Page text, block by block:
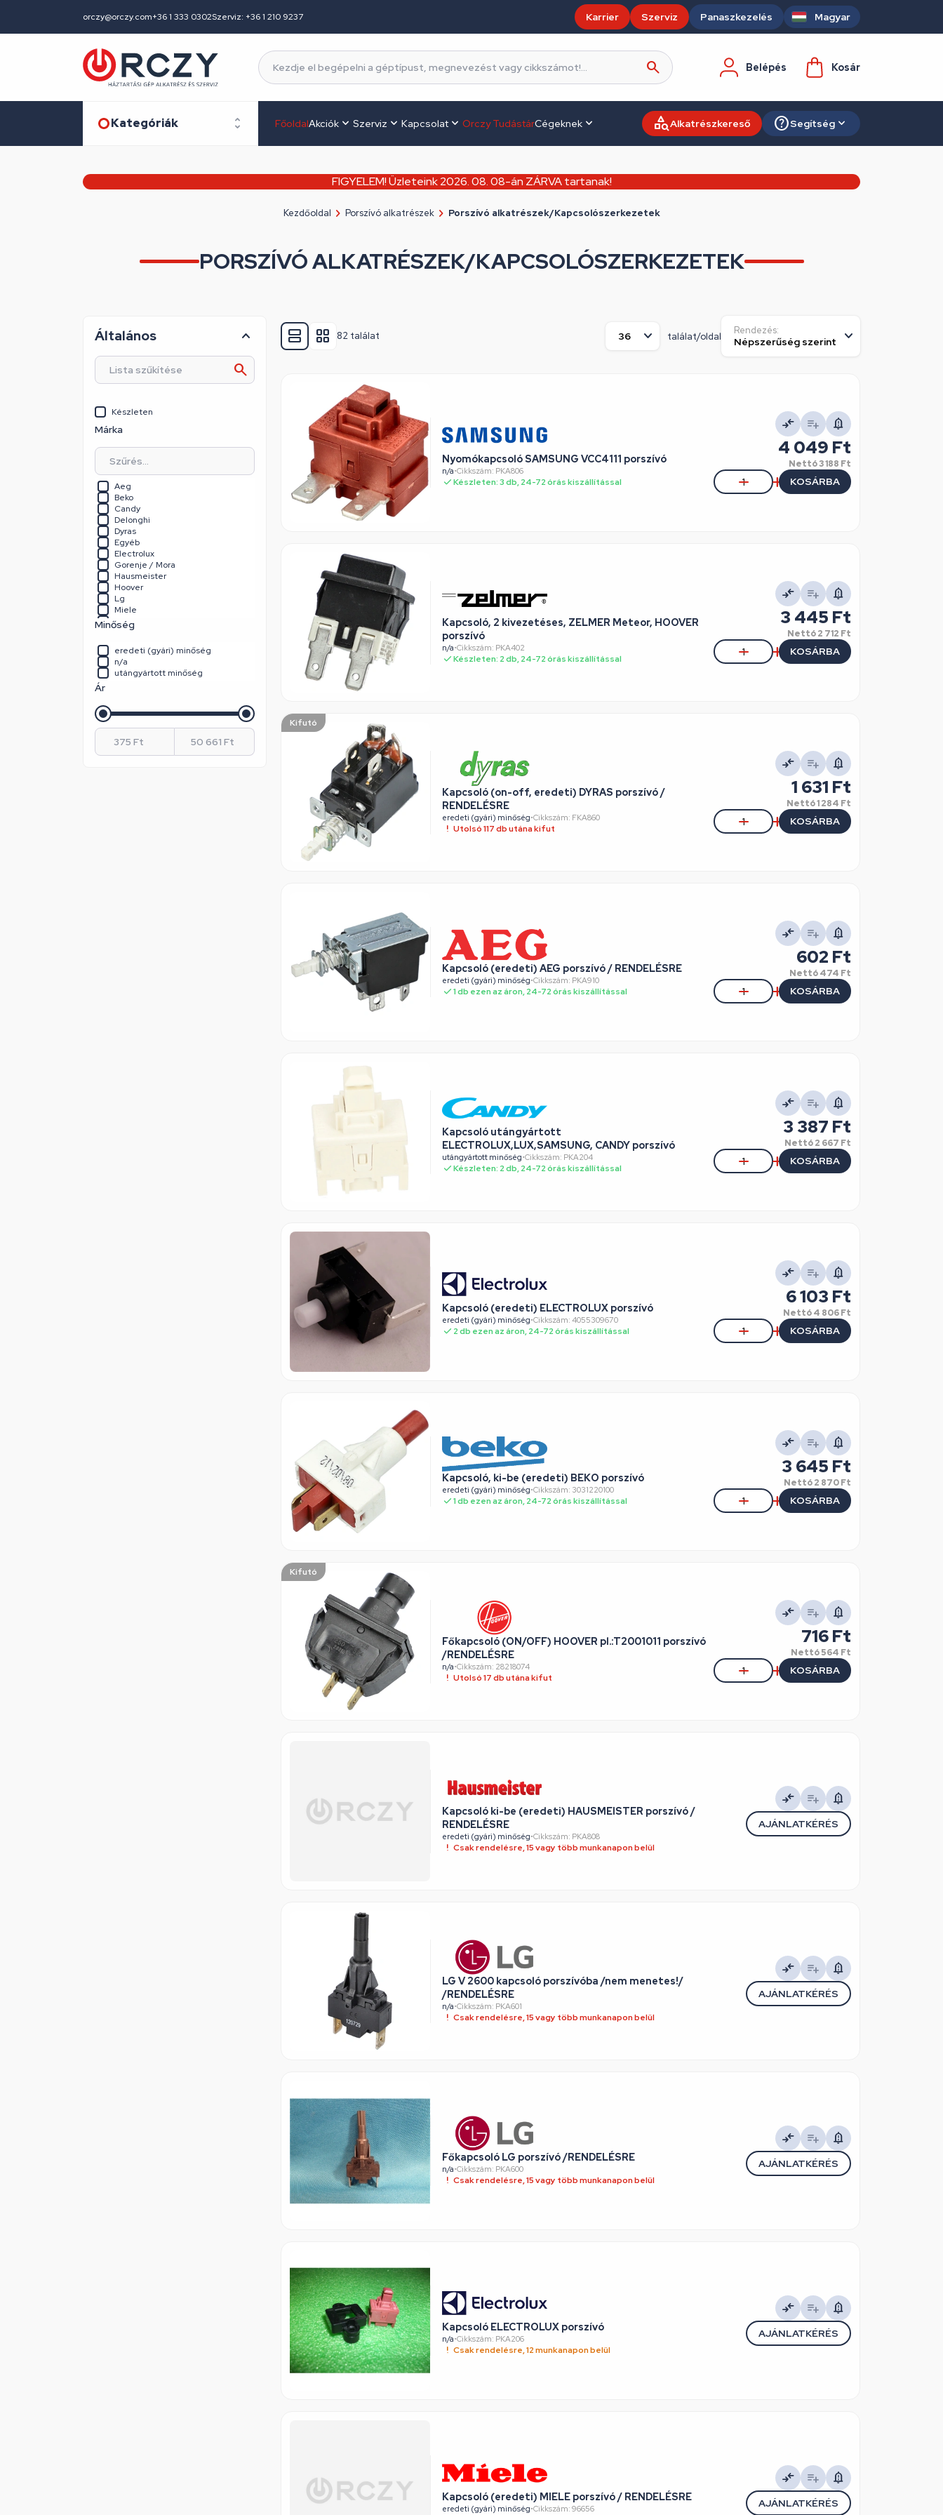
orczy@orczy.com+36 1 333 0302Szerviz: +36 1 210 9237 Karrier Szerviz Panaszkezelés Magyar
Belépés Kosár
Kategóriák FőoldalAkciók Szerviz Kapcsolat Orczy TudástárCégeknek Alkatrészkereső Segítség
FIGYELEM! Üzleteink 2026. 08. 08-án ZÁRVA tartanak!
Kezdőoldal Porszívó alkatrészek Porszívó alkatrészek/Kapcsolószerkezetek
PORSZÍVÓ ALKATRÉSZEK/KAPCSOLÓSZERKEZETEK
82 találat találat/oldal
Rendezés:
Nyomókapcsoló SAMSUNG VCC4111 porszívó
n/a•Cikkszám: PKA806
Készleten: 3 db, 24-72 órás kiszállítással
4 049 Ft
Nettó3 188 Ft
KOSÁRBA
Kapcsoló, 2 kivezetéses, ZELMER Meteor, HOOVER
porszívó
n/a•Cikkszám: PKA402
Készleten: 2 db, 24-72 órás kiszállítással
3 445 Ft
Nettó2 712 Ft
KOSÁRBA
Kifutó
Kapcsoló (on-off, eredeti) DYRAS porszívó /
RENDELÉSRE
eredeti (gyári) minőség•Cikkszám: FKA860
Utolsó 117 db utána kifut
1 631 Ft
Nettó1 284 Ft
KOSÁRBA
Kapcsoló (eredeti) AEG porszívó / RENDELÉSRE
eredeti (gyári) minőség•Cikkszám: PKA910
1 db ezen az áron, 24-72 órás kiszállítással
602 Ft
Nettó474 Ft
KOSÁRBA
Kapcsoló utángyártott
ELECTROLUX,LUX,SAMSUNG, CANDY porszívó
utángyártott minőség•Cikkszám: PKA204
Készleten: 2 db, 24-72 órás kiszállítással
3 387 Ft
Nettó2 667 Ft
KOSÁRBA
Kapcsoló (eredeti) ELECTROLUX porszívó
eredeti (gyári) minőség•Cikkszám: 4055309670
2 db ezen az áron, 24-72 órás kiszállítással
6 103 Ft
Nettó4 806 Ft
KOSÁRBA
Kapcsoló, ki-be (eredeti) BEKO porszívó
eredeti (gyári) minőség•Cikkszám: 3031220100
1 db ezen az áron, 24-72 órás kiszállítással
3 645 Ft
Nettó2 870 Ft
KOSÁRBA
Kifutó
Főkapcsoló (ON/OFF) HOOVER pl.:T2001011 porszívó
/RENDELÉSRE
n/a•Cikkszám: 28218074
Utolsó 17 db utána kifut
716 Ft
Nettó564 Ft
KOSÁRBA
Kapcsoló ki-be (eredeti) HAUSMEISTER porszívó /
RENDELÉSRE
eredeti (gyári) minőség•Cikkszám: PKA808
Csak rendelésre, 15 vagy több munkanapon belül
AJÁNLATKÉRÉS
LG V 2600 kapcsoló porszívóba /nem menetes!/
/RENDELÉSRE
n/a•Cikkszám: PKA601
Csak rendelésre, 15 vagy több munkanapon belül
AJÁNLATKÉRÉS
Főkapcsoló LG porszívó /RENDELÉSRE
n/a•Cikkszám: PKA600
Csak rendelésre, 15 vagy több munkanapon belül
AJÁNLATKÉRÉS
Kapcsoló ELECTROLUX porszívó
n/a•Cikkszám: PKA206
Csak rendelésre, 12 munkanapon belül
AJÁNLATKÉRÉS
Kapcsoló (eredeti) MIELE porszívó / RENDELÉSRE
eredeti (gyári) minőség•Cikkszám: 96656 AJÁNLATKÉRÉS
Általános
Készleten
Márka
Aeg
Beko
Candy
Delonghi
Dyras
Egyéb
Electrolux
Gorenje / Mora
Hausmeister
Hoover
Lg
Miele
Panasonic
Philips
Samsung
Whirlpool / Indesit
Zanussi
Minőség
eredeti (gyári) minőség
n/a
utángyártott minőség
Ár